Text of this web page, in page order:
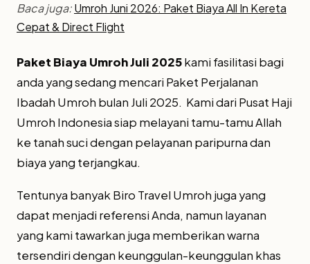
Baca juga:Umroh Juni 2026: Paket Biaya All In Kereta
Cepat & Direct Flight
Paket Biaya Umroh Juli 2025kami fasilitasi bagi
anda yang sedang mencari Paket Perjalanan
Ibadah Umroh bulan Juli 2025. Kami dari Pusat Haji
Umroh Indonesia siap melayani tamu-tamu Allah
ke tanah suci dengan pelayanan paripurna dan
biaya yang terjangkau.
Tentunya banyak Biro Travel Umroh juga yang
dapat menjadi referensi Anda, namun layanan
yang kami tawarkan juga memberikan warna
tersendiri dengan keunggulan-keunggulan khas